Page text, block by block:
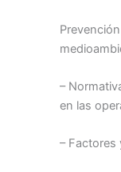
–
en las
– Factores